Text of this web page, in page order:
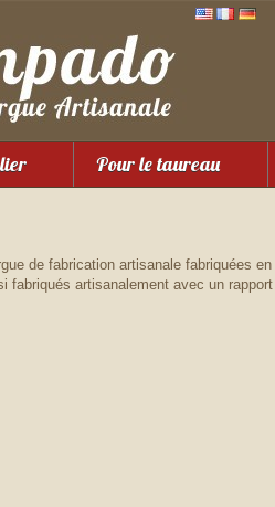
Pour le taureau
de fabrication artisanale fabriquées
artisanalement avec un